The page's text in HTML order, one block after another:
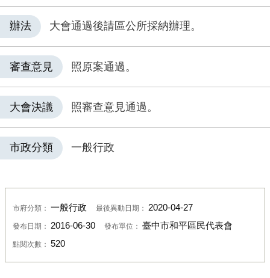
辦法 大會通過後請區公所採納辦理。
審查意見 照原案通過。
大會決議 照審查意見通過。
市政分類 一般行政
市府分類： 一般行政 最後異動日期： 2020-04-27
發布日期： 2016-06-30 發布單位： 臺中市和平區民代表會
點閱次數： 520